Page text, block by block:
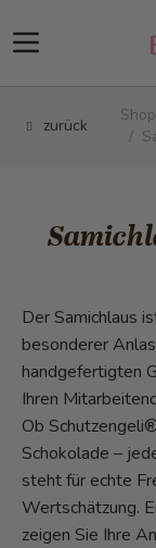
zurück
Shop
/
Der Samichlaus
besonderer
handgefertigten
Ihren
Ob
Schokolade –
steht für echte
Wertschätzung.
zeigen Sie Ihre